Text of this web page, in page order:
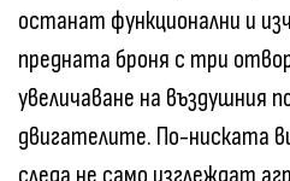
останат функционални и
предната броня с три
увеличаване на въздушния
двигателите. По-ниската